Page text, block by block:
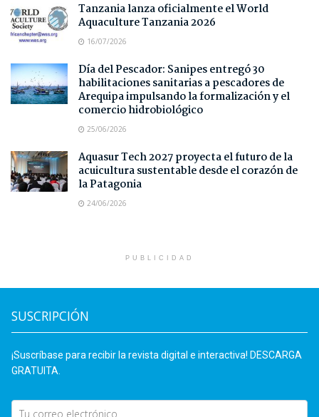
Tanzania lanza oficialmente el World
Aquaculture Tanzania 2026
16/07/2026
Día del Pescador: Sanipes entregó 30
habilitaciones sanitarias a pescadores de
Arequipa impulsando la formalización y el
comercio hidrobiológico
25/06/2026
Aquasur Tech 2027 proyecta el futuro de la
acuicultura sustentable desde el corazón de
la Patagonia
24/06/2026
PUBLICIDAD
SUSCRIPCIÓN
¡Suscríbase para recibir la revista digital e interactiva! DESCARGA
GRATUITA.